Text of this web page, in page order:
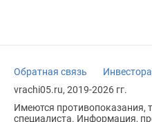
Обратная связь
vrachi05.ru, 2019-2026 гг.
Имеются противопоказания,
специалиста. Информация,